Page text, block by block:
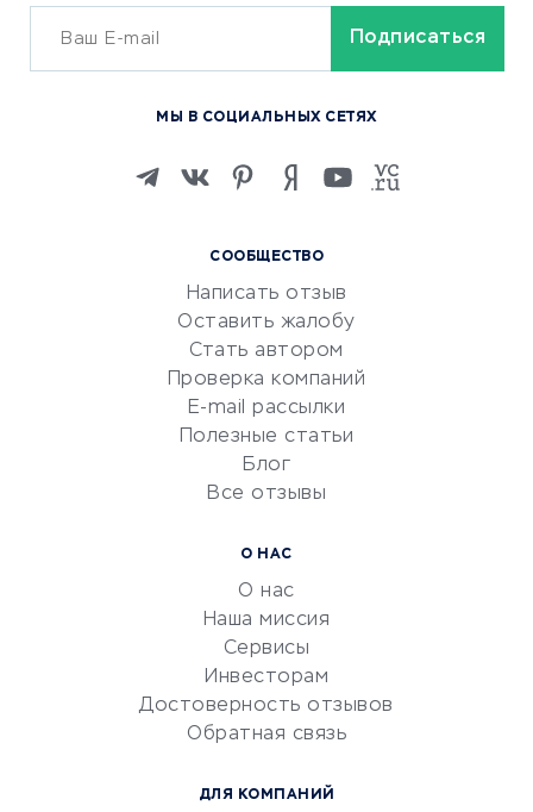
ОБУЧЕНИЕ И РАБОТА
Изучение иностранных
Маркетинг и продажи
Репетиторство
Красота и здоровье
Сервисы по поиску работы
Сетевой маркетинг
УСЛУГИ ДЛЯ БИЗНЕСА
документооборот
Юридические компании
СООБЩЕСТВО
Написать отзыв
Оставить жалобу
Стать автором
Проверка компаний
E-mail рассылки
Полезные статьи
Блог
Все отзывы
О НАС
О нас
Наша миссия
Сервисы
Инвесторам
Достоверность отзывов
Обратная связь
ДЛЯ КОМПАНИЙ
МЫ В СОЦИАЛЬНЫХ СЕТЯХ